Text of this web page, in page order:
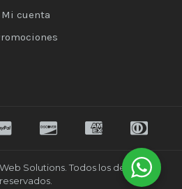
Mi cuenta
Solutions. Todos los derechos
reservados.